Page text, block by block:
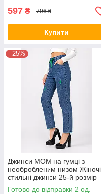
597 ₴ 796 ₴
Купити
–25%
Джинси МОМ на гумці з
необробленим низом Жіночі
стильні джинси 25-й розмір
Зелений виворіт
Готово до відправки 2 од.